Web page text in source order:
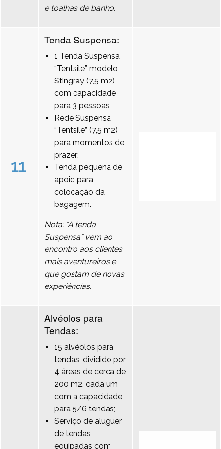
e toalhas de banho.
11
Tenda Suspensa:
1 Tenda Suspensa
“Tentsile” modelo
Stingray (7,5 m2)
com capacidade
para 3 pessoas;
Rede Suspensa
“Tentsile” (7,5 m2)
para momentos de
prazer;
Tenda pequena de
apoio para
colocação da
bagagem.
Nota: “A tenda
Suspensa” vem ao
encontro aos clientes
mais aventureiros e
que gostam de novas
experiências.
Alvéolos para
Tendas:
15 alvéolos para
tendas, dividido por
4 áreas de cerca de
200 m2, cada um
com a capacidade
para 5/6 tendas;
Serviço de aluguer
de tendas
equipadas com